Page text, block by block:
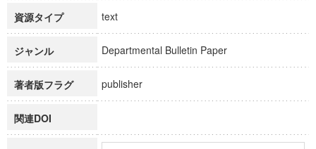
資源タイプ text
ジャンル Departmental Bulletin Paper
著者版フラグ publisher
関連DOI